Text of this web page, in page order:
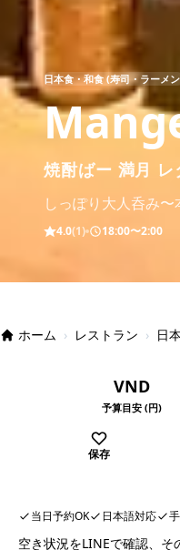
日本食・和食 (寿司・ラーメ
焼酎ばー 満月 レ
しっぽり大人呑み
4.0(1) 18:00〜2:00
ホーム › レストラン › 日
VND
予算目安 (円)
保存
当日予約OK 日本語対応
空き状況をLINEで確認、そ